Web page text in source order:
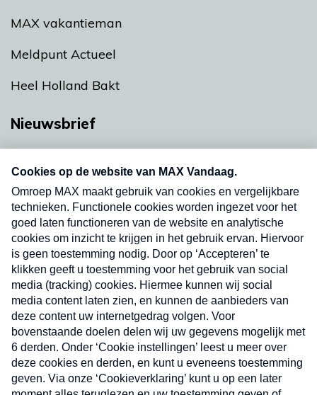
MAX vakantieman
Meldpunt Actueel
Heel Holland Bakt
Nieuwsbrief
nieuwsbrief. Elke vrijdag- en dinsdagochtend in
uw mailbox.
Verzend
Nieuwsbrief
Neem hier een gratis abonnement op onze